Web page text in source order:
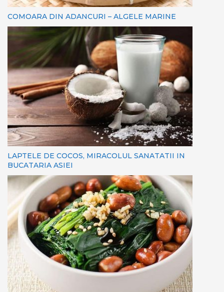
COMOARA DIN ADANCURI – ALGELE MARINE
LAPTELE DE COCOS, MIRACOLUL SANATATII IN
BUCATARIA ASIEI